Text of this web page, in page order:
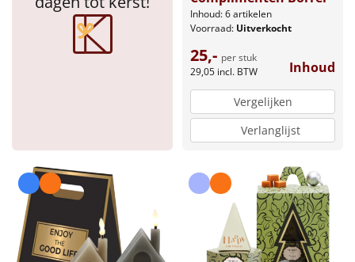
Inhoud: 6 artikelen
Voorraad: Uitverkocht
25,- per stuk
29,05 incl. BTW Inhoud
Vergelijken
Verlanglijst